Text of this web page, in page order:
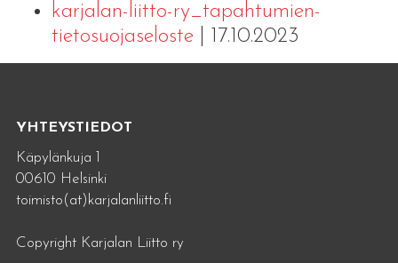
karjalan-liitto-ry_tapahtumien-
tietosuojaseloste| 17.10.2023
YHTEYSTIEDOT
Käpylänkuja 1
00610 Helsinki
toimisto(at)karjalanliitto.fi
Copyright Karjalan Liitto ry